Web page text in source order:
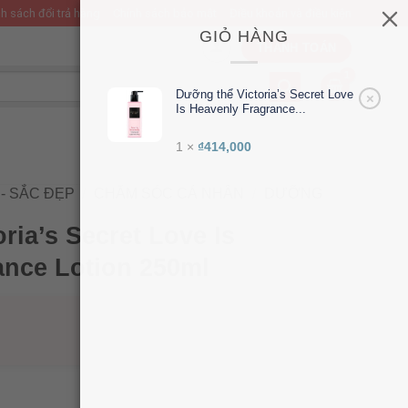
GIỎ HÀNG
×
Dưỡng thể Victoria’s Secret Love
Is Heavenly Fragrance...
1 × ₫414,000
sách đổi trả hàng
SẮC ĐẸP
Secret Love Is
Lotion 250ml